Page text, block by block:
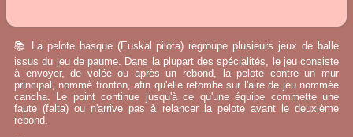
📚 La pelote basque (Euskal pilota) regroupe plusieurs jeux de balle
issus du jeu de paume. Dans la plupart des spécialités, le jeu consiste
à envoyer, de volée ou après un rebond, la pelote contre un mur
principal, nommé fronton, afin qu'elle retombe sur l'aire de jeu nommée
cancha. Le point continue jusqu'à ce qu'une équipe commette une
faute (falta) ou n'arrive pas à relancer la pelote avant le deuxième
rebond.